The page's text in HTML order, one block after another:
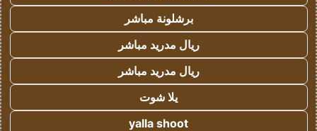
برشلونة مباشر
ريال مدريد مباشر
ريال مدريد مباشر
يلا شوت
yalla shoot